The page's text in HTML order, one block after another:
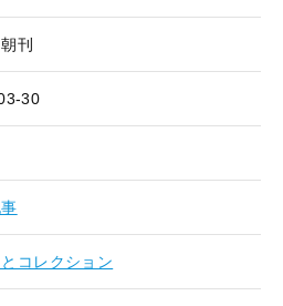
刊
30
コレクション